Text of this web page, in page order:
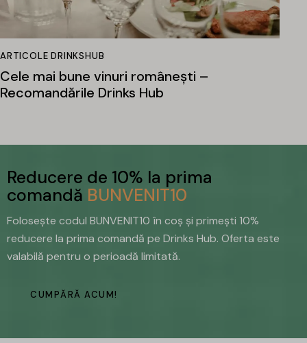
ARTICOLE DRINKSHUB
Cele mai bune vinuri românești –
Recomandările Drinks Hub
Reducere de 10% la prima
comandă BUNVENIT10
Folosește codul BUNVENIT10 în coș și primești 10%
reducere la prima comandă pe Drinks Hub. Oferta este
valabilă pentru o perioadă limitată.
CUMPĂRĂ ACUM!